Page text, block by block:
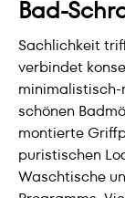
Bad-
Sachlichkeit
verbindet
schönen
montierte
puristischen
Waschtische